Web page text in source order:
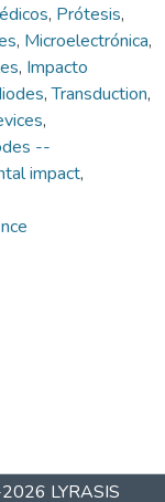
, Prótesis,
, Microelectrónica,
, Impacto
,Transduction,
,
--
impact,
LYRASIS